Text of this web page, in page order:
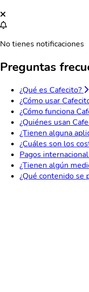
No tienes notificaciones
Preguntas
¿Qué es Cafecito?
¿Cómo usar
¿Cómo funciona
¿Quiénes usan
¿Tienen alguna
¿Cuáles son los
Pagos
¿Tienen algún
¿Qué contenido se